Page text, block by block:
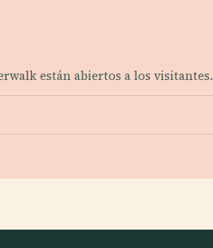
están abiertos a los visitantes.